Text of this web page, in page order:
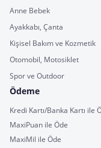
Anne Bebek
Ayakkabı, Çanta
Kişisel Bakım ve Kozmetik
Otomobil, Motosiklet
Spor ve Outdoor
Ödeme
Kredi Kartı/Banka Kartı ile
MaxiPuan ile Öde
MaxiMil ile Öde